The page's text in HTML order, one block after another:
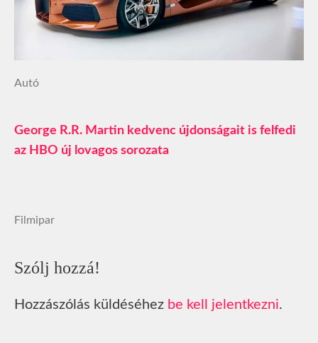
Autó
George R.R. Martin kedvenc újdonságait is felfedi
az HBO új lovagos sorozata
Filmipar
Szólj hozzá!
Hozzászólás küldéséhez be kell jelentkezni.